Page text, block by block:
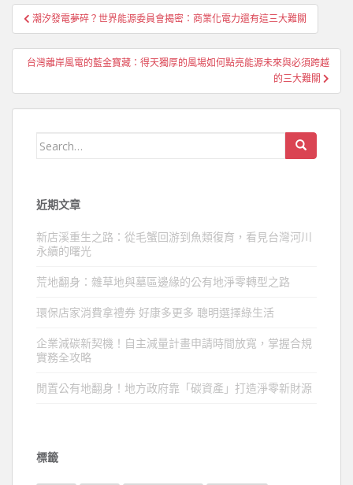
文
章
導
覽
潮汐發電夢碎？世界能源委員會揭密：商業化電力還有這三大難關
台灣離岸風電的藍金寶藏：得天獨厚的風場如何點亮能源未來與必須跨越
的三大難關
Search
近期文章
新店溪重生之路：從毛蟹回游到魚類復育，看見台灣河川
永續的曙光
荒地翻身：雜草地與墓區邊緣的公有地淨零轉型之路
環保店家消費拿禮券 好康多更多 聰明選擇綠生活
企業減碳新契機！自主減量計畫申請時間放寬，掌握合規
實務全攻略
閒置公有地翻身！地方政府靠「碳資產」打造淨零新財源
標籤